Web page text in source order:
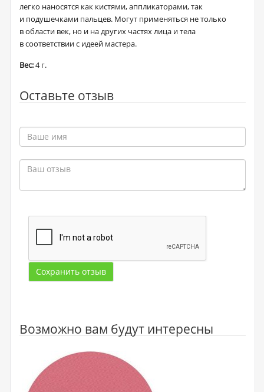
легко наносятся как кистями, аппликаторами, так
и подушечками пальцев. Могут применяться не только
в области век, но и на других частях лица и тела
в соответствии с идеей мастера.
Вес:4 г.
Оставьте отзыв
Сохранить отзыв
Возможно вам будут интересны